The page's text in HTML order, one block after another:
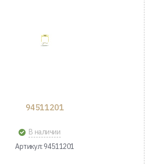
94511201
В наличии
Артикул: 94511201